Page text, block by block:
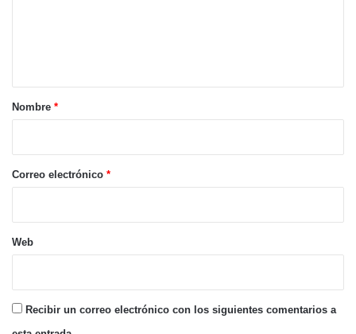
r
*
Nombre *
Correo electrónico *
Web
Recibir un correo electrónico con los siguientes comentarios a